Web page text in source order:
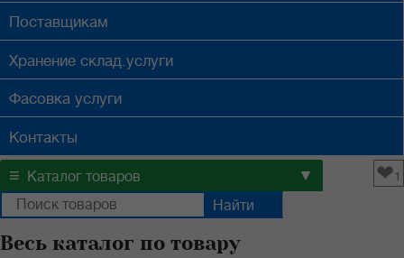
Поставщикам
Хранение склад.услуги
Фасовка услуги
Контакты
≡ Каталог товаров ▼ ❤1
Весь каталог по товару